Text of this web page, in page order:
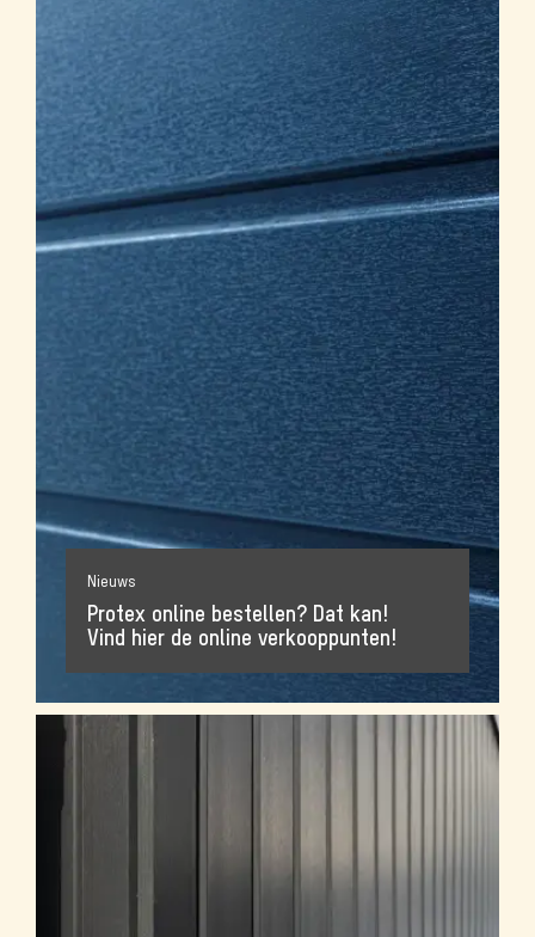
Nieuws
Protex online bestellen? Dat kan!
Vind hier de online verkooppunten!